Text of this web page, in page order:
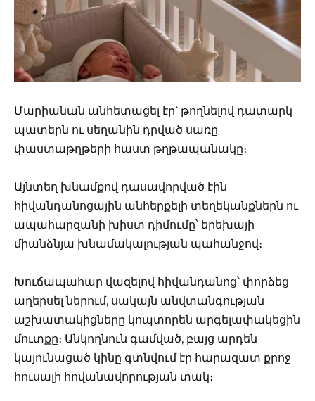
Մարիանան անհետացել էր՝ թողնելով դատարկ
պատերն ու սեղանին դրված սառը
փաստաթղթերի հաստ թղթապանակը։
Այնտեղ խնամքով դասավորված էին
հիվանդանոցային անհերքելի տեղեկանքներն ու
ապահարզանի խիստ դիմումը՝ երեխայի
միանձնյա խնամակալության պահանջով։
Խուճապահար վազելով հիվանդանոց՝ փորձեց
աղերսել ներում, սակայն անվտանգության
աշխատակիցները կոպտորեն արգելափակեցին
մուտքը։ Անկողնուն գամված, բայց արդեն
կայունացած կինը գտնվում էր հարազատ քրոջ
հուսալի հովանավորության տակ։